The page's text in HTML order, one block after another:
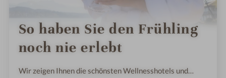
So haben Sie den Frühling
noch nie erlebt
Wir zeigen Ihnen die schönsten Wellnesshotels und